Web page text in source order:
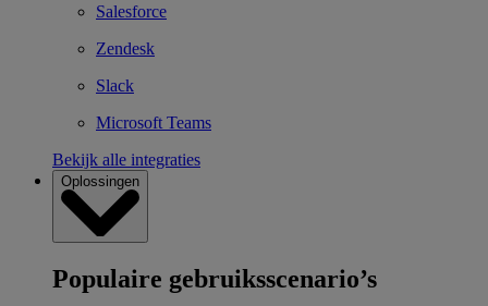
Salesforce
Zendesk
Slack
Microsoft Teams
Bekijk alle integraties
Oplossingen
Populaire gebruiksscenario’s